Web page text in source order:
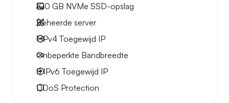
100 GB NVMe SSD-opslag
Beheerde server
1 IPv4 Toegewijd IP
Onbeperkte Bandbreedte
8 IPv6 Toegewijd IP
DDoS Protection